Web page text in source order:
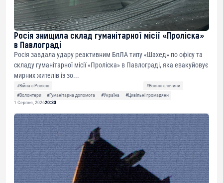
Росія знищила склад гуманітарної місії «Проліска»
в Павлограді
Росія завдала удару реактивним БпЛА типу «Шахед» по офісу та
складу гуманітарної місії «Проліска» в Павлограді, яка евакуйовує
мирних жителів із зо...
#Війна з Росією
#Воєнні злочини
#Волонтери
#Гуманітарна допомога #Україна
#Цивільні громадяни
1 Серпня, 202620:33